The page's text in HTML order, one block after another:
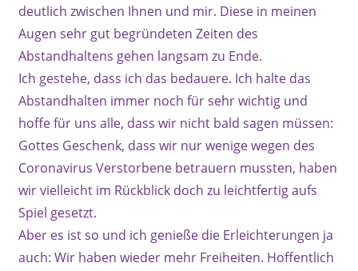
deutlich zwischen Ihnen und mir. Diese in meinen
Augen sehr gut begründeten Zeiten des
Abstandhaltens gehen langsam zu Ende.
Ich gestehe, dass ich das bedauere. Ich halte das
Abstandhalten immer noch für sehr wichtig und
hoffe für uns alle, dass wir nicht bald sagen müssen:
Gottes Geschenk, dass wir nur wenige wegen des
Coronavirus Verstorbene betrauern mussten, haben
wir vielleicht im Rückblick doch zu leichtfertig aufs
Spiel gesetzt.
Aber es ist so und ich genieße die Erleichterungen ja
auch: Wir haben wieder mehr Freiheiten. Hoffentlich